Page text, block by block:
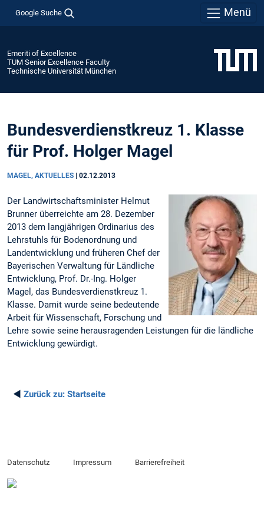
Google Suche Menü
Emeriti of Excellence
TUM Senior Excellence Faculty
Technische Universität München
Bundesverdienstkreuz 1. Klasse
für Prof. Holger Magel
MAGEL, AKTUELLES 02.12.2013
Der Landwirtschaftsminister Helmut
Brunner überreichte am 28. Dezember
2013 dem langjährigen Ordinarius des
Lehrstuhls für Bodenordnung und
Landentwicklung und früheren Chef der
Bayerischen Verwaltung für Ländliche
Entwicklung, Prof. Dr.-Ing. Holger
Magel, das Bundesverdienstkreuz 1.
Klasse. Damit wurde seine bedeutende
Arbeit für Wissenschaft, Forschung und
Lehre sowie seine herausragenden Leistungen für die ländliche
Entwicklung gewürdigt.
◄ Zurück zu: Startseite
Datenschutz Impressum Barrierefreiheit